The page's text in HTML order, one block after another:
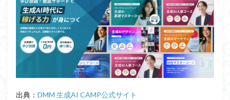
出典： DMM 生成AI CAMP公式サイト